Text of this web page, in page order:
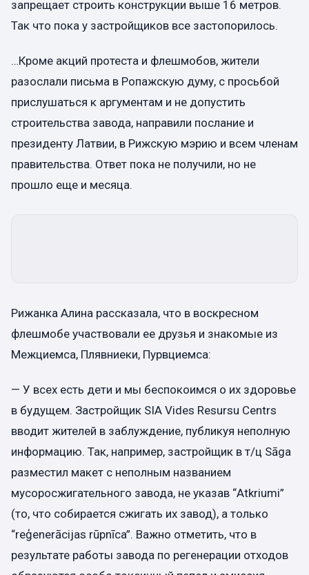
запрещает строить конструкции выше 16 метров.
Так что пока у застройщиков все застопорилось.
…Кроме акций протеста и флешмобов, жители
разослали письма в Ропажскую думу, с просьбой
прислушаться к аргументам и не допустить
строительства завода, направили послание и
президенту Латвии, в Рижскую мэрию и всем членам
правительства. Ответ пока не получили, но не
прошло еще и месяца.
Рижанка Алина рассказала, что в воскресном
флешмобе участвовали ее друзья и знакомые из
Межциемса, Плявниеки, Пурвциемса:
— У всех есть дети и мы беспокоимся о их здоровье
в будущем. Застройщик SIA Vides Resursu Centrs
вводит жителей в заблуждение, публикуя неполную
информацию. Так, например, застройщик в т/ц Sāga
разместил макет с неполным названием
мусоросжигательного завода, не указав “Atkriumi”
(то, что собирается сжигать их завод), а только
“reģenerācijas rūpnīca”. Важно отметить, что в
результате работы завода по регенерации отходов